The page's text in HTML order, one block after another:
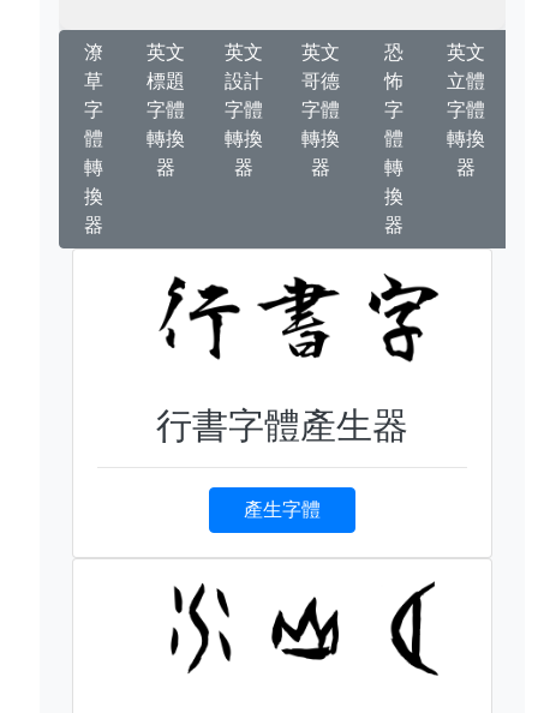
潦
草
字
體
轉
換
器
英文
標題
字體
轉換
器
英文
設計
字體
轉換
器
英文
哥德
字體
轉換
器
恐
怖
字
體
轉
換
器
英文
立體
字體
轉換
器
行書字體產生器
產生字體